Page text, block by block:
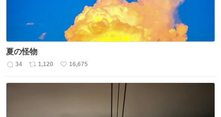
夏の怪物
返
34
リ
1,120
い
16,675